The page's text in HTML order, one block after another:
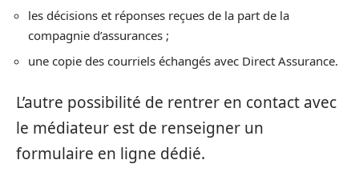
les décisions et réponses reçues de la part de la
compagnie d’assurances ;
une copie des courriels échangés avec Direct Assurance.
L’autre possibilité de rentrer en contact avec
le médiateur est de renseigner un
formulaire en ligne dédié.